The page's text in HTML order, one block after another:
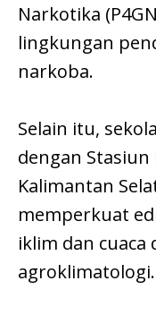
Narkotika
lingkungan
narkoba.
Selain itu,
dengan Stasiun
Kalimantan
memperkuat
iklim dan
agroklimatologi.